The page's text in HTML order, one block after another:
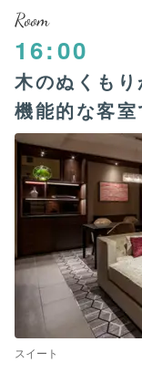
Room
16:00
木のぬくも
機能的な客室
スイート